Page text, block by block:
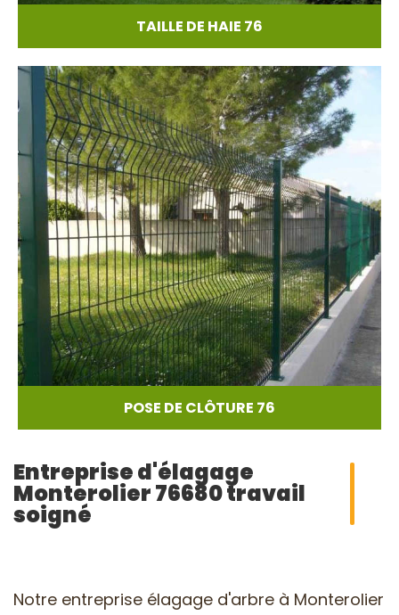
TAILLE DE HAIE 76
POSE DE CLÔTURE 76
Entreprise d'élagage
Monterolier 76680 travail
soigné
Notre entreprise élagage d'arbre à Monterolier